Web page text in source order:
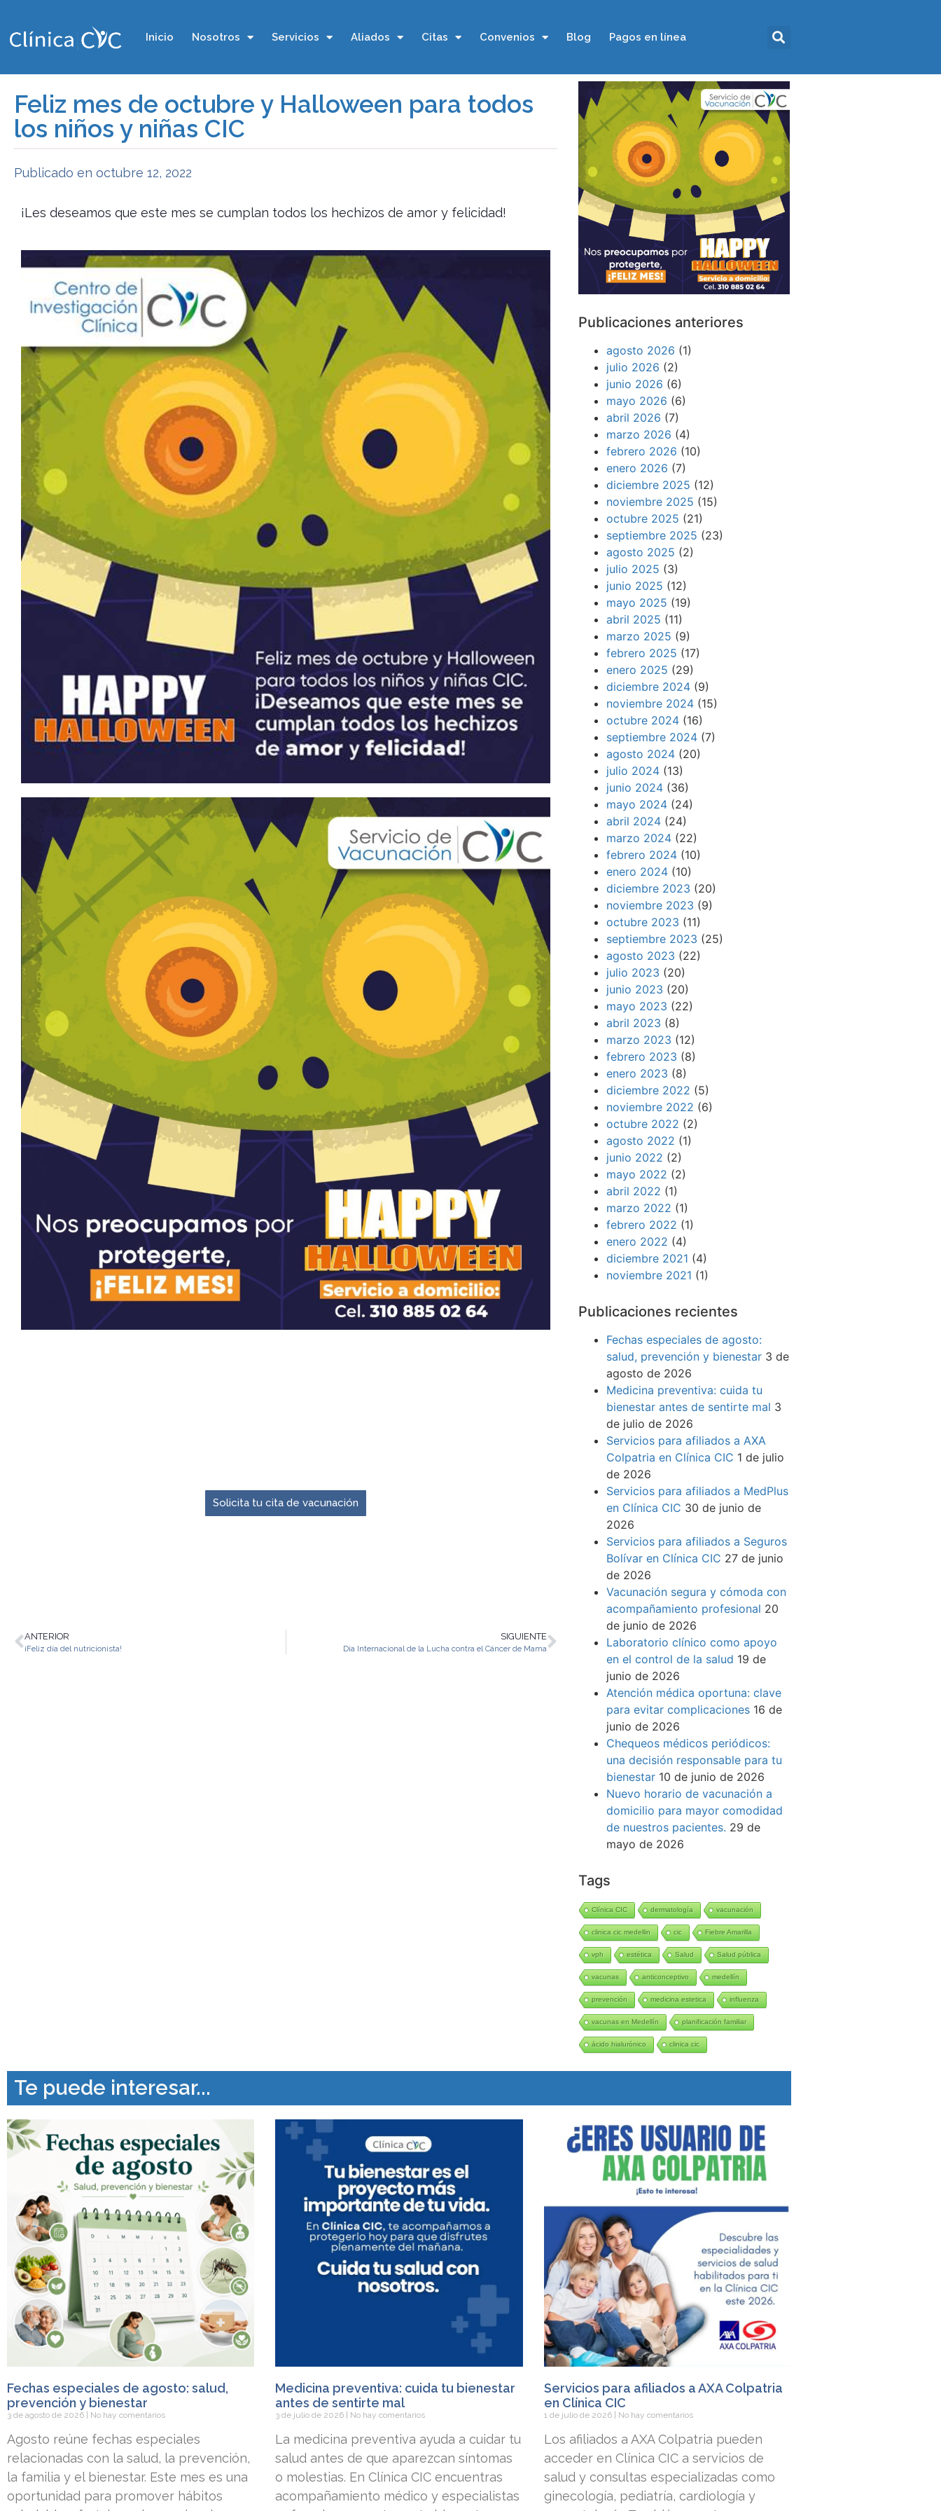
Inicio Nosotros Servicios Aliados Citas Convenios Blog Pagos en línea
Feliz mes de octubre y Halloween para todos
los niños y niñas CIC
Publicado en octubre 12, 2022
¡Les deseamos que este mes se cumplan todos los hechizos de amor y felicidad!
Solicita tu cita de vacunación
ANTERIOR
¡Feliz día del nutricionista!
SIGUIENTE
Día Internacional de la Lucha contra el Cáncer de Mama
Publicaciones anteriores
agosto 2026 (1)
julio 2026 (2)
junio 2026 (6)
mayo 2026 (6)
abril 2026 (7)
marzo 2026 (4)
febrero 2026 (10)
enero 2026 (7)
diciembre 2025 (12)
noviembre 2025 (15)
octubre 2025 (21)
septiembre 2025 (23)
agosto 2025 (2)
julio 2025 (3)
junio 2025 (12)
mayo 2025 (19)
abril 2025 (11)
marzo 2025 (9)
febrero 2025 (17)
enero 2025 (29)
diciembre 2024 (9)
noviembre 2024 (15)
octubre 2024 (16)
septiembre 2024 (7)
agosto 2024 (20)
julio 2024 (13)
junio 2024 (36)
mayo 2024 (24)
abril 2024 (24)
marzo 2024 (22)
febrero 2024 (10)
enero 2024 (10)
diciembre 2023 (20)
noviembre 2023 (9)
octubre 2023 (11)
septiembre 2023 (25)
agosto 2023 (22)
julio 2023 (20)
junio 2023 (20)
mayo 2023 (22)
abril 2023 (8)
marzo 2023 (12)
febrero 2023 (8)
enero 2023 (8)
diciembre 2022 (5)
noviembre 2022 (6)
octubre 2022 (2)
agosto 2022 (1)
junio 2022 (2)
mayo 2022 (2)
abril 2022 (1)
marzo 2022 (1)
febrero 2022 (1)
enero 2022 (4)
diciembre 2021 (4)
noviembre 2021 (1)
Publicaciones recientes
Fechas especiales de agosto:
salud, prevención y bienestar 3 de
agosto de 2026
Medicina preventiva: cuida tu
bienestar antes de sentirte mal 3
de julio de 2026
Servicios para afiliados a AXA
Colpatria en Clínica CIC 1 de julio
de 2026
Servicios para afiliados a MedPlus
en Clínica CIC 30 de junio de
2026
Servicios para afiliados a Seguros
Bolívar en Clínica CIC 27 de junio
de 2026
Vacunación segura y cómoda con
acompañamiento profesional 20
de junio de 2026
Laboratorio clínico como apoyo
en el control de la salud 19 de
junio de 2026
Atención médica oportuna: clave
para evitar complicaciones 16 de
junio de 2026
Chequeos médicos periódicos:
una decisión responsable para tu
bienestar 10 de junio de 2026
Nuevo horario de vacunación a
domicilio para mayor comodidad
de nuestros pacientes. 29 de
mayo de 2026
Tags
Clínica CIC dermatología vacunación
clinica cic medellin cic Fiebre Amarilla
vph estética Salud Salud pública
vacunas anticonceptivo medellín
prevención medicina estetica influenza
vacunas en Medellín planificación familiar
ácido hialurónico clinica cic
Te puede interesar...
Fechas especiales de agosto: salud,
prevención y bienestar
3 de agosto de 2026 No hay comentarios
Agosto reúne fechas especiales
relacionadas con la salud, la prevención,
la familia y el bienestar. Este mes es una
oportunidad para promover hábitos
Medicina preventiva: cuida tu bienestar
antes de sentirte mal
3 de julio de 2026 No hay comentarios
La medicina preventiva ayuda a cuidar tu
salud antes de que aparezcan síntomas
o molestias. En Clínica CIC encuentras
acompañamiento médico y especialistas
Servicios para afiliados a AXA Colpatria
en Clínica CIC
1 de julio de 2026 No hay comentarios
Los afiliados a AXA Colpatria pueden
acceder en Clínica CIC a servicios de
salud y consultas especializadas como
ginecología, pediatría, cardiología y